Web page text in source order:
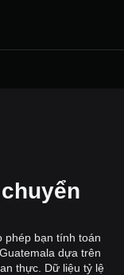
phép bạn tính toán
dựa trên
thực. Dữ liệu tỷ lệ